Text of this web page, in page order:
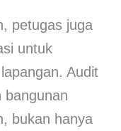
petugas juga
untuk
Audit
bangunan
bukan hanya